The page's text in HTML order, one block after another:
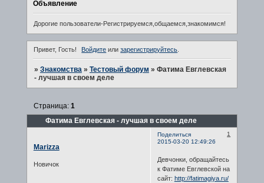
Объявление
Дорогие пользователи-Регистрируемся,общаемся,знакомимся!
Привет, Гость! Войдите илизарегистрируйтесь
» Знакомства » Тестовый форум » Фатима Евглевская
- лучшая в своем деле
Фатима Евглевская - лучшая в своем деле
Страница: 1
Поделиться
1
2015-03-20 12:49:26
Marizza
Новичок
Девчонки, обращайтесь
к Фатиме Евглевской на
сайт: http://fatimagiya.ru/